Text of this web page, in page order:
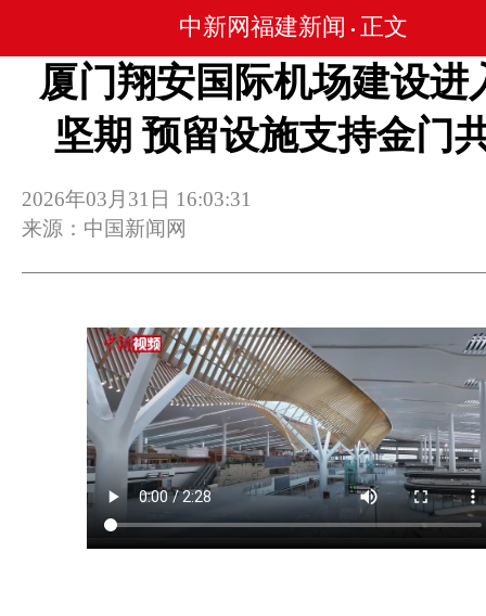
中新网福建新闻 • 正文
厦门翔安国际机场建设进
坚期 预留设施支持金门
2026年03月31日 16:03:31
来源：中国新闻网